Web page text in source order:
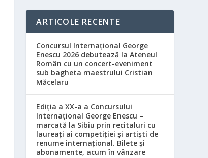
ARTICOLE RECENTE
Concursul Internațional George
Enescu 2026 debutează la Ateneul
Român cu un concert-eveniment
sub bagheta maestrului Cristian
Măcelaru
Ediția a XX-a a Concursului
Internațional George Enescu –
marcată la Sibiu prin recitaluri cu
laureați ai competiției și artiști de
renume internațional. Bilete și
abonamente, acum în vânzare